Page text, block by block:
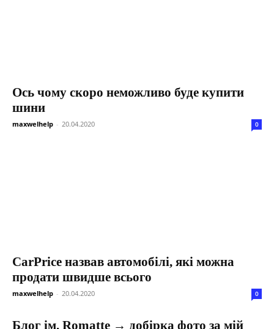
Ось чому скоро неможливо буде купити
шини
maxwelhelp - 20.04.2020 0
CarPrice назвав автомобілі, які можна
продати швидше всього
maxwelhelp - 20.04.2020 0
Блог ім. Romatte → добірка фото за мій